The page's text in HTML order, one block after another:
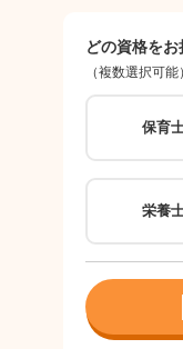
どの資格をお
（複数選択可能）
保育
栄養